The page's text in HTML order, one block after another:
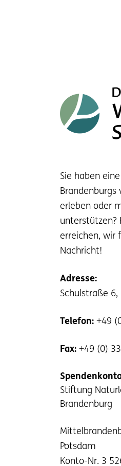
Sie haben
Brandenburgs
erleben oder
unterstützen?
erreichen, wir
Nachricht!
Adresse:
Schulstraße
Telefon: +49
Fax: +49 (0)
Stiftung
Brandenburg
Potsdam
Konto-Nr. 3